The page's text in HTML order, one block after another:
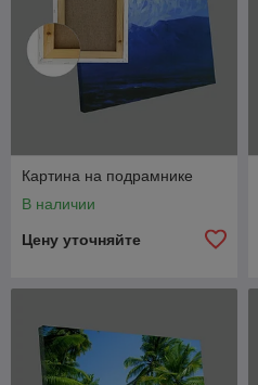
Картина на подрамнике
В наличии
Цену уточняйте